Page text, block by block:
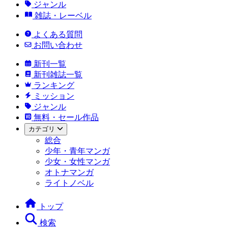
ジャンル
雑誌・レーベル
よくある質問
お問い合わせ
新刊一覧
新刊雑誌一覧
ランキング
ミッション
ジャンル
無料・セール作品
カテゴリ
総合
少年・青年マンガ
少女・女性マンガ
オトナマンガ
ライトノベル
トップ
検索